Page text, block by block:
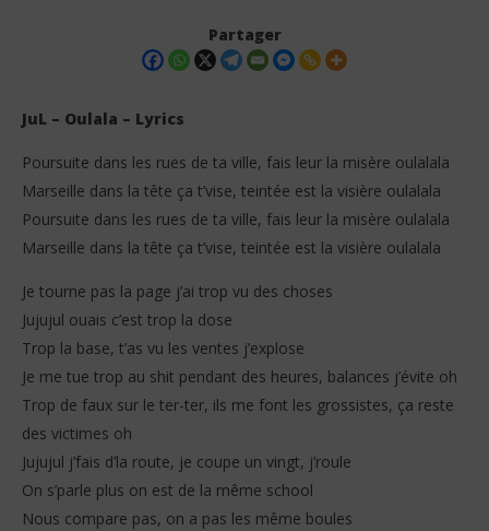
NOW VIEWING
23
septembre
2025
Stone
Partager
JuL – Oulala – Lyrics
Poursuite dans les rues de ta ville, fais leur la misère oulalala
Marseille dans la tête ça t’vise, teintée est la visière oulalala
Poursuite dans les rues de ta ville, fais leur la misère oulalala
Marseille dans la tête ça t’vise, teintée est la visière oulalala
Je tourne pas la page j’ai trop vu des choses
Jujujul ouais c’est trop la dose
Trop la base, t’as vu les ventes j’explose
Je me tue trop au shit pendant des heures, balances j’évite oh
Trop de faux sur le ter-ter, ils me font les grossistes, ça reste
des victimes oh
Jujujul j’fais d’la route, je coupe un vingt, j’roule
On s’parle plus on est de la même school
Nous compare pas, on a pas les même boules